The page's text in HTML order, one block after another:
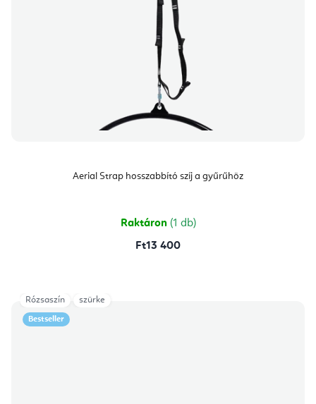
Aerial Strap hosszabbító szíj a gyűrűhöz
Raktáron (1 db)
Ft13 400
Bestseller
Rózsaszín szürke